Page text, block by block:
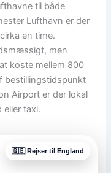
til både
Lufthavn er der
en time.
men
koste mellem 800
bestillingstidspunkt
Airport er der lokal
taxi.
🇬🇧 Rejser til England